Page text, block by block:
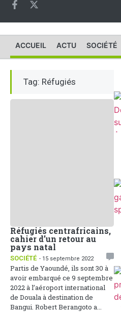
ACCUEIL ACTU SOCIÉTÉ
Tag: Réfugiés
Réfugiés centrafricains,
cahier d’un retour au
pays natal
SOCIÉTÉ - 15 septembre 2022
Partis de Yaoundé, ils sont 30 à
avoir embarqué ce 9 septembre
2022 à l’aéroport international
de Douala à destination de
Bangui. Robert Berangoto a...